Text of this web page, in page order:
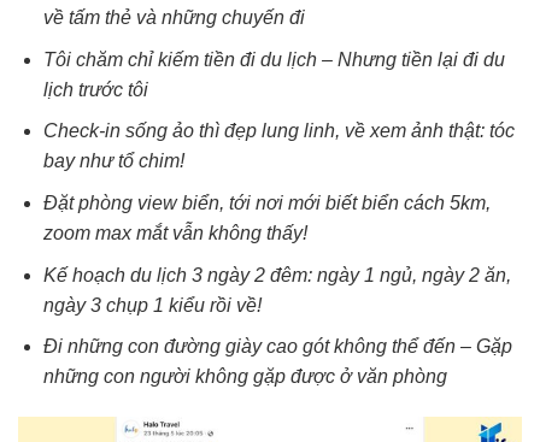
về tấm thẻ và những chuyến đi
Tôi chăm chỉ kiếm tiền đi du lịch – Nhưng tiền lại đi du
lịch trước tôi
Check-in sống ảo thì đẹp lung linh, về xem ảnh thật: tóc
bay như tổ chim!
Đặt phòng view biển, tới nơi mới biết biển cách 5km,
zoom max mắt vẫn không thấy!
Kế hoạch du lịch 3 ngày 2 đêm: ngày 1 ngủ, ngày 2 ăn,
ngày 3 chụp 1 kiểu rồi về!
Đi những con đường giày cao gót không thể đến – Gặp
những con người không gặp được ở văn phòng